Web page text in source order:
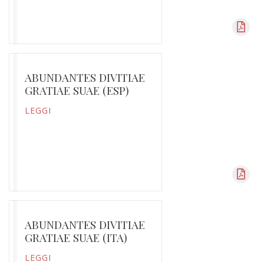
ABUNDANTES DIVITIAE
GRATIAE SUAE (ESP)
LEGGI
ABUNDANTES DIVITIAE
GRATIAE SUAE (ITA)
LEGGI